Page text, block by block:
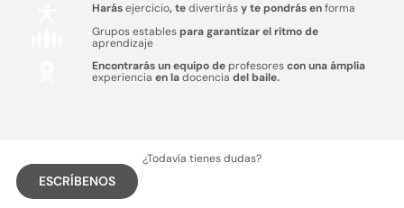
Harásejercicio, tedivertirásy te pondrás enforma
Grupos establespara garantizar el ritmo de
aprendizaje
Encontrarás un equipo deprofesorescon una ámplia
experiencia en ladocencia del baile.
¿Todavía tienes dudas?
ESCRÍBENOS